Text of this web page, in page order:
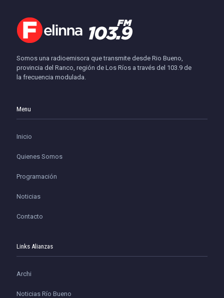
Somos una radioemisora que transmite desde Rio Bueno,
provincia del Ranco, región de Los Ríos a través del 103.9 de
la frecuencia modulada.
Menu
Inicio
Quienes Somos
Programación
Noticias
Contacto
Links Alianzas
Archi
Noticias Río Bueno